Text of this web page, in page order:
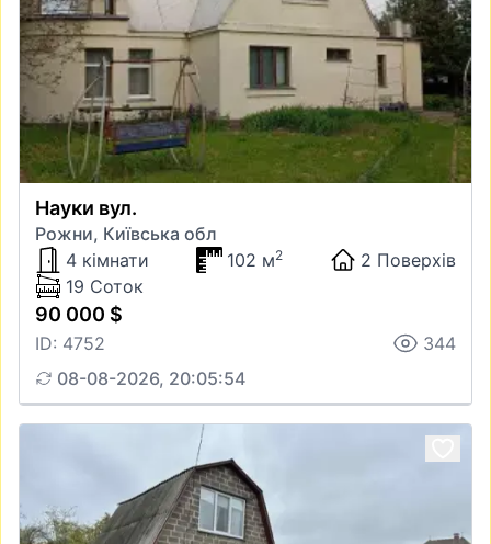
Науки вул.
Рожни, Київська обл
4 кімнати
102 м2
2 Поверхів
19 Соток
90 000 $
ID: 4752
344
08-08-2026, 20:05:54